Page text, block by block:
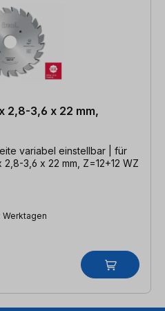
2,8-3,6 x 22 mm,
variabel einstellbar | für
3,6 x 22 mm, Z=12+12 WZ
Werktagen